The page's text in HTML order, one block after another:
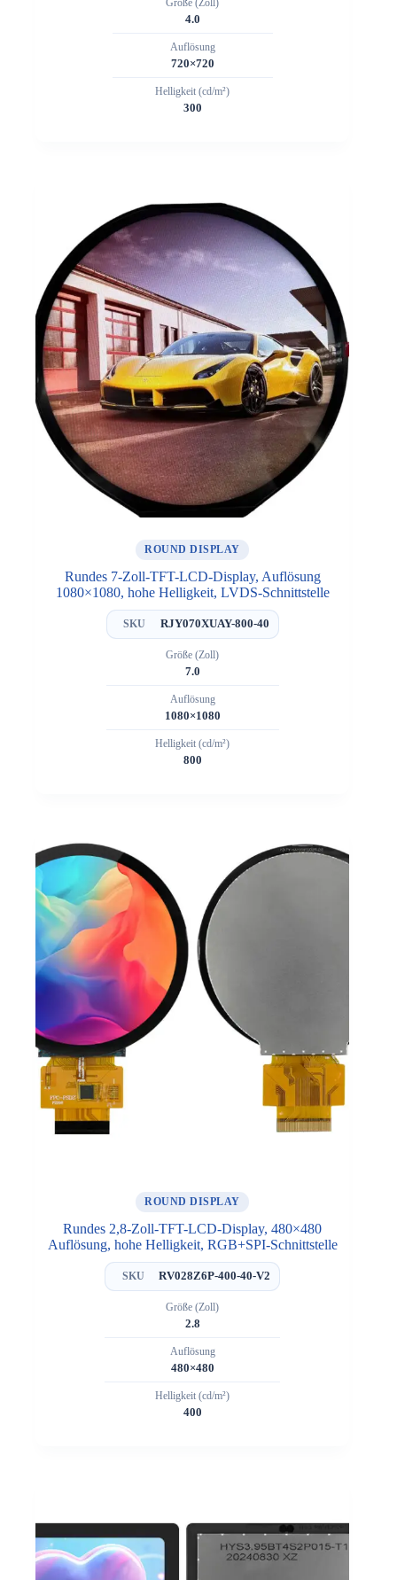
4.0
Auflösung
720×720
Helligkeit (cd/m²)
300
ROUND DISPLAY
Rundes 7-Zoll-TFT-LCD-Display, Auflösung
1080×1080, hohe Helligkeit, LVDS-Schnittstelle
SKU RJY070XUAY-800-40
Größe (Zoll)
7.0
Auflösung
1080×1080
Helligkeit (cd/m²)
800
ROUND DISPLAY
Rundes 2,8-Zoll-TFT-LCD-Display, 480×480
Auflösung, hohe Helligkeit, RGB+SPI-Schnittstelle
SKU RV028Z6P-400-40-V2
Größe (Zoll)
2.8
Auflösung
480×480
Helligkeit (cd/m²)
400